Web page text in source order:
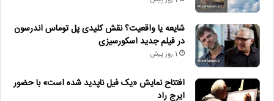
شایعه یا واقعیت؟ نقش کلیدی پل توماس اندرسون
در فیلم جدید اسکورسیزی
1 روز پیش
افتتاح نمایش «یک فیل ناپدید شده است» با حضور
ایرج راد